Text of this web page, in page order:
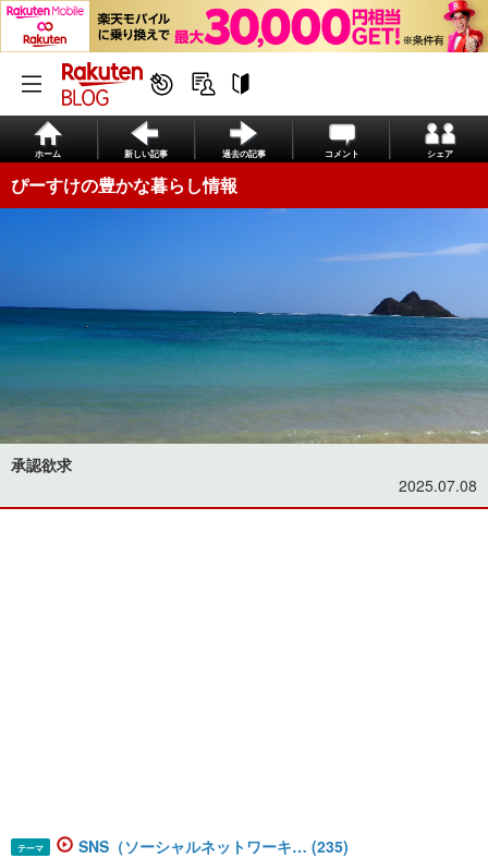
ホーム 新しい記事 過去の記事 コメント シェア
ぴーすけの豊かな暮らし情報
承認欲求
2025.07.08
テーマ SNS（ソーシャルネットワーキ… (235)